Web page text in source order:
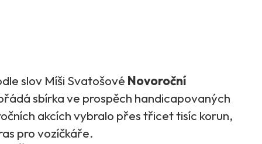
slov Míši Svatošové Novoroční
sbírka ve prospěch handicapovaných
akcích vybralo přes třicet tisíc korun,
pro vozíčkáře.